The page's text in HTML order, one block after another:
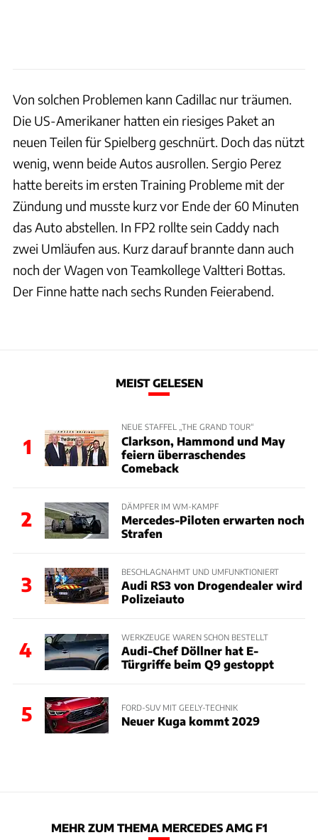
Von solchen Problemen kann Cadillac nur träumen.
Die US-Amerikaner hatten ein riesiges Paket an
neuen Teilen für Spielberg geschnürt. Doch das nützt
wenig, wenn beide Autos ausrollen. Sergio Perez
hatte bereits im ersten Training Probleme mit der
Zündung und musste kurz vor Ende der 60 Minuten
das Auto abstellen. In FP2 rollte sein Caddy nach
zwei Umläufen aus. Kurz darauf brannte dann auch
noch der Wagen von Teamkollege Valtteri Bottas.
Der Finne hatte nach sechs Runden Feierabend.
MEIST GELESEN
1
NEUE STAFFEL „THE GRAND TOUR“
Clarkson, Hammond und May
feiern überraschendes
Comeback
2
DÄMPFER IM WM-KAMPF
Mercedes-Piloten erwarten noch
Strafen
3
BESCHLAGNAHMT UND UMFUNKTIONIERT
Audi RS3 von Drogendealer wird
Polizeiauto
4
WERKZEUGE WAREN SCHON BESTELLT
Audi-Chef Döllner hat E-
Türgriffe beim Q9 gestoppt
5 FORD-SUV MIT GEELY-TECHNIK
Neuer Kuga kommt 2029
MEHR ZUM THEMA MERCEDES AMG F1